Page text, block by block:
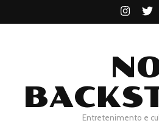
Entretenimento e